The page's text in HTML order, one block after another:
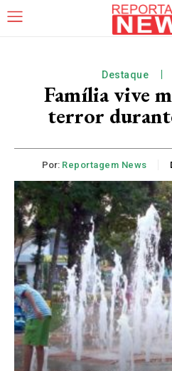
Destaque
Família vive
terror
Por: Reportagem News